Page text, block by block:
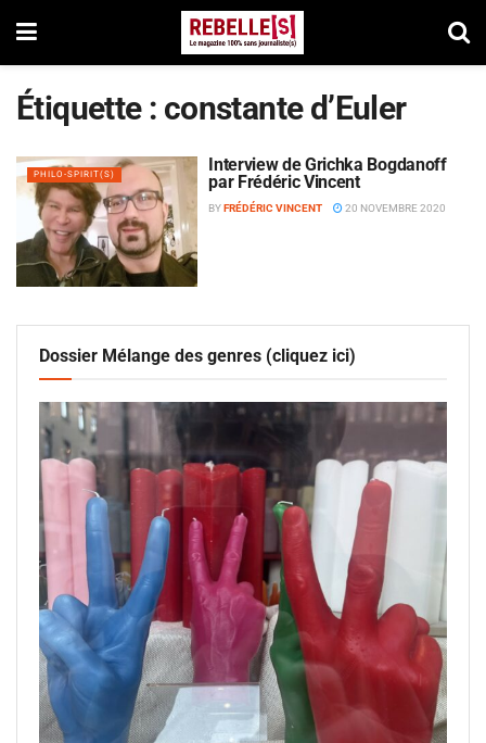
Étiquette : constante d’Euler
PHILO-SPIRIT(S)
Interview de Grichka Bogdanoff
par Frédéric Vincent
BYFRÉDÉRIC VINCENT 20 NOVEMBRE 2020
Dossier Mélange des genres (cliquez ici)